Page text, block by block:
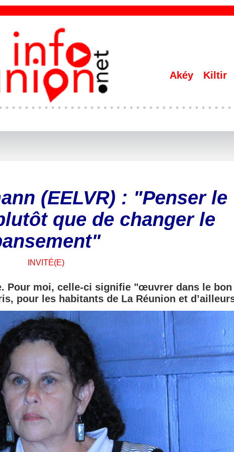
Akéy Kiltir
(EELVR) : "Penser le
que de changer le
INVITÉ(E)
Pour moi, celle-ci signifie "œuvrer dans le bon
pour les habitants de La Réunion et